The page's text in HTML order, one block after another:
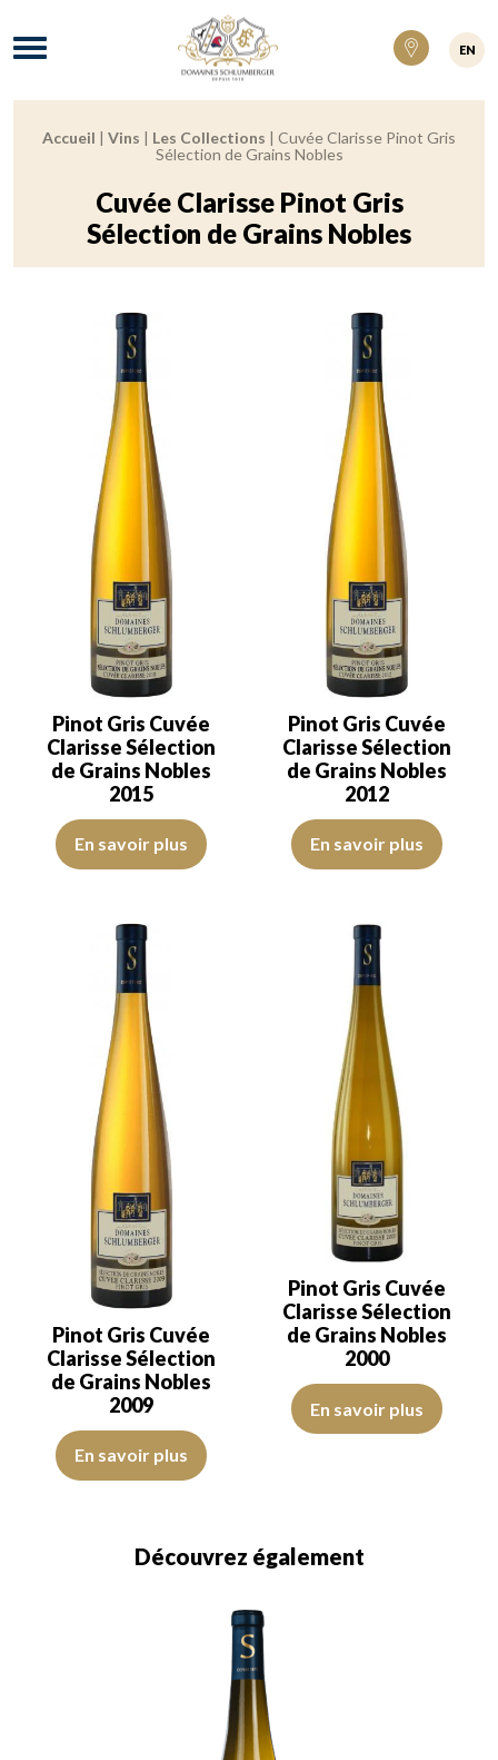
Domaines Schlumberger Vignerons 100%
Menu
EN
Fil d'Ariane :
Accueil | Vins | Les Collections | Cuvée Clarisse Pinot Gris
Sélection de Grains Nobles
Cuvée Clarisse Pinot Gris
Sélection de Grains Nobles
Pinot Gris Cuvée
Clarisse Sélection
de Grains Nobles
2015
La robe est jaune dorée soutenue avec des reflets clairs, de
En savoir plus
Pinot Gris Cuvée
Clarisse Sélection
de Grains Nobles
2012
La robe est jaune dorée
En savoir plus
Pinot Gris Cuvée
Clarisse Sélection
de Grains Nobles
2009
La robe affiche une couleur jaune or aux reflets paille. Le disque
En savoir plus
Pinot Gris Cuvée
Clarisse Sélection
de Grains Nobles
2000
La robe est jaune dorée
En savoir plus
Découvrez également